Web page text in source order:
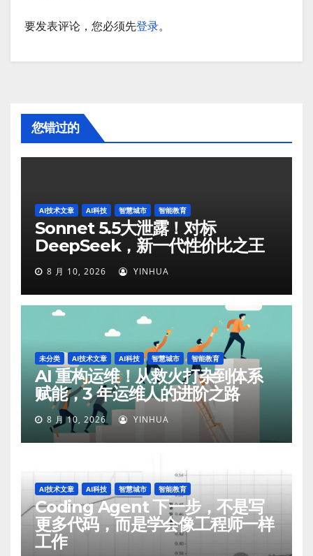
要发表评论，您必须先登录。
您错过的
AI技术文章 AI科技 智慧城市 智能教育
Sonnet 5.5大泄露！对标
DeepSeek，新一代性价比之王
8 月 10, 2026 YINHUA
未分类 AI技术文章 AI科技 智慧城市 智能教育
AI 重构运维！从救火打杂到体系
赋能，3 年运维人的进阶之路
8 月 10, 2026 YINHUA
AI技术文章 AI科技 智慧城市 智能教育
Coding Agent 下一步，不是写
更多代码，而是学会像工程师一样
工作